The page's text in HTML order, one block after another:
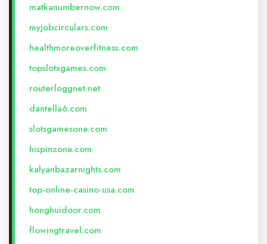
matkanumbernow.com
myjobcirculars.com
healthmoreoverfitness.com
topslotxgames.com
routerloggnet.net
dantella6.com
slotsgamesone.com
hispinzone.com
kalyanbazarnights.com
top-online-casino-usa.com
honghuidoor.com
flowingtravel.com